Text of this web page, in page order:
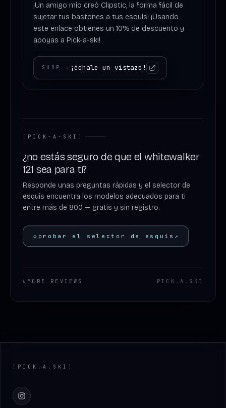
¡Un amigo mío creó Clipstic, la forma fácil de
sujetar tus bastones a tus esquís! ¡Usando
este enlace obtienes un 10% de descuento y
apoyas a Pick-a-ski!
SHOP › ¡échale un vistazo!
[ PICK-A-SKI ]
¿no estás seguro de que el whitewalker
121 sea para ti?
Responde unas preguntas rápidas y el selector de
esquís encuentra los modelos adecuados para ti
entre más de 800 — gratis y sin registro.
◇ probar el selector de esquís ↗
↳ MORE REVIEWS PICK . A . SKI
[ PICK . A . SKI ]
Instagram